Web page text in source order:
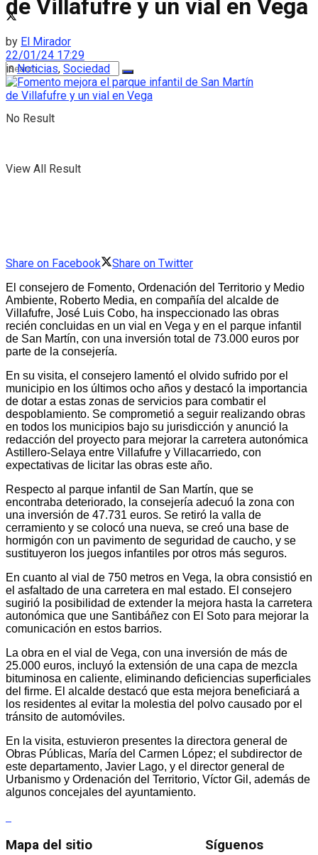
No Result
View All Result
de Villafufre y un vial en Vega
by El Mirador
22/01/24 17:29
in Noticias, Sociedad
Share on Facebook Share on Twitter
El consejero de Fomento, Ordenación del Territorio y Medio
Ambiente, Roberto Media, en compañía del alcalde de
Villafufre, José Luis Cobo, ha inspeccionado las obras
recién concluidas en un vial en Vega y en el parque infantil
de San Martín, con una inversión total de 73.000 euros por
parte de la consejería.
En su visita, el consejero lamentó el olvido sufrido por el
municipio en los últimos ocho años y destacó la importancia
de dotar a estas zonas de servicios para combatir el
despoblamiento. Se comprometió a seguir realizando obras
en todos los municipios bajo su jurisdicción y anunció la
redacción del proyecto para mejorar la carretera autonómica
Astillero-Selaya entre Villafufre y Villacarriedo, con
expectativas de licitar las obras este año.
Respecto al parque infantil de San Martín, que se
encontraba deteriorado, la consejería adecuó la zona con
una inversión de 47.731 euros. Se retiró la valla de
cerramiento y se colocó una nueva, se creó una base de
hormigón con un pavimento de seguridad de caucho, y se
sustituyeron los juegos infantiles por otros más seguros.
En cuanto al vial de 750 metros en Vega, la obra consistió en
el asfaltado de una carretera en mal estado. El consejero
sugirió la posibilidad de extender la mejora hasta la carretera
autonómica que une Santibáñez con El Soto para mejorar la
comunicación en estos barrios.
La obra en el vial de Vega, con una inversión de más de
25.000 euros, incluyó la extensión de una capa de mezcla
bituminosa en caliente, eliminando deficiencias superficiales
del firme. El alcalde destacó que esta mejora beneficiará a
los residentes al evitar la molestia del polvo causado por el
tránsito de automóviles.
En la visita, estuvieron presentes la directora general de
Obras Públicas, María del Carmen López; el subdirector de
este departamento, Javier Lago, y el director general de
Urbanismo y Ordenación del Territorio, Víctor Gil, además de
algunos concejales del ayuntamiento.
Mapa del sitio Síguenos